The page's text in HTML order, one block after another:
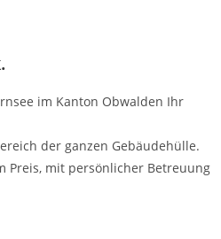
im Kanton Obwalden Ihr
der ganzen Gebäudehülle.
Preis, mit persönlicher Betreuung